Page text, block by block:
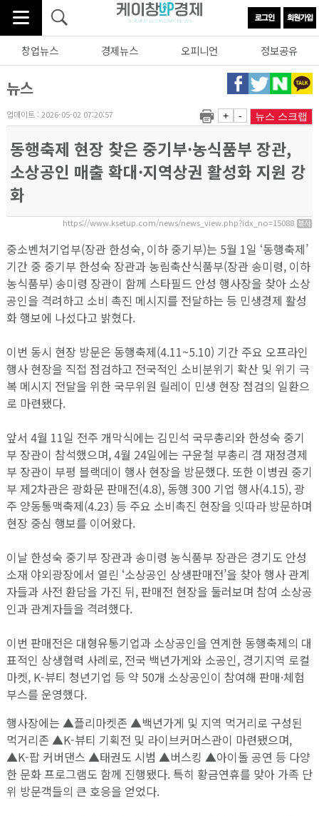
창업뉴스 경제뉴스 오피니언 정보공유
뉴스
업데이트 : 2026-05-02 07:20:57 + - 뉴스 스크랩
동행축제 현장 찾은 중기부·농식품부 장관,
소상공인 매출 확대·지역상권 활성화 지원 강
화
https://www.ksetup.com/news/news_view.php?idx_no=15088
중소벤처기업부(장관 한성숙, 이하 중기부)는 5월 1일 ‘동행축제’
기간 중 중기부 한성숙 장관과 농림축산식품부(장관 송미령, 이하
농식품부) 송미령 장관이 함께 스타필드 안성 행사장을 찾아 소상
공인을 격려하고 소비 촉진 메시지를 전달하는 등 민생경제 활성
화 행보에 나섰다고 밝혔다.
이번 동시 현장 방문은 동행축제(4.11~5.10) 기간 주요 오프라인
행사 현장을 직접 점검하고 전국적인 소비분위기 확산 및 위기 극
복 메시지 전달을 위한 국무위원 릴레이 민생 현장 점검의 일환으
로 마련됐다.
앞서 4월 11일 전주 개막식에는 김민석 국무총리와 한성숙 중기
부 장관이 참석했으며, 4월 24일에는 구윤철 부총리 겸 재정경제
부 장관이 부평 블랙데이 행사 현장을 방문했다. 또한 이병권 중기
부 제2차관은 광화문 판매전(4.8), 동행 300 기업 행사(4.15), 광
주 양동통맥축제(4.23) 등 주요 소비촉진 현장을 잇따라 방문하며
현장 중심 행보를 이어왔다.
이날 한성숙 중기부 장관과 송미령 농식품부 장관은 경기도 안성
소재 야외광장에서 열린 ‘소상공인 상생판매전’을 찾아 행사 관계
자들과 사전 환담을 가진 뒤, 판매전 현장을 둘러보며 참여 소상공
인과 관계자들을 격려했다.
이번 판매전은 대형유통기업과 소상공인을 연계한 동행축제의 대
표적인 상생협력 사례로, 전국 백년가게와 소공인, 경기지역 로컬
마켓, K-뷰티 청년기업 등 약 50개 소상공인이 참여해 판매·체험
부스를 운영했다.
행사장에는 ▲플리마켓존 ▲백년가게 및 지역 먹거리로 구성된
먹거리존 ▲K-뷰티 기획전 및 라이브커머스관이 마련됐으며,
▲K-팝 커버댄스 ▲태권도 시범 ▲버스킹 ▲아이돌 공연 등 다양
한 문화 프로그램도 함께 진행됐다. 특히 황금연휴를 맞아 가족 단
위 방문객들의 큰 호응을 얻었다.